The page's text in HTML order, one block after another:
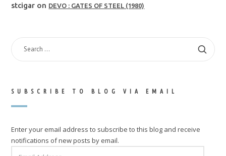
stcigar on DEVO : GATES OF STEEL (1980)
SEARCH
FOR:
SUBSCRIBE TO BLOG VIA EMAIL
Enter your email address to subscribe to this blog and receive
notifications of new posts by email.